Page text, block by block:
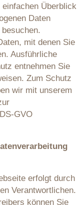
Überblick
Daten
mit denen Sie
Ausführliche
entnehmen Sie
Zum Schutz
wir mit unserem
GVO
erfolgt durch
Verantwortlichen.
können Sie